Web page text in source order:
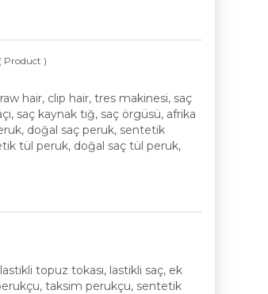
( Product )
hair, clip hair, tres makinesi, saç
saç kaynak tığ, saç örgüsü, afrika
doğal saç peruk, sentetik
tül peruk, doğal saç tül peruk,
topuz tokası, lastikli saç, ek
taksim perukçu, sentetik